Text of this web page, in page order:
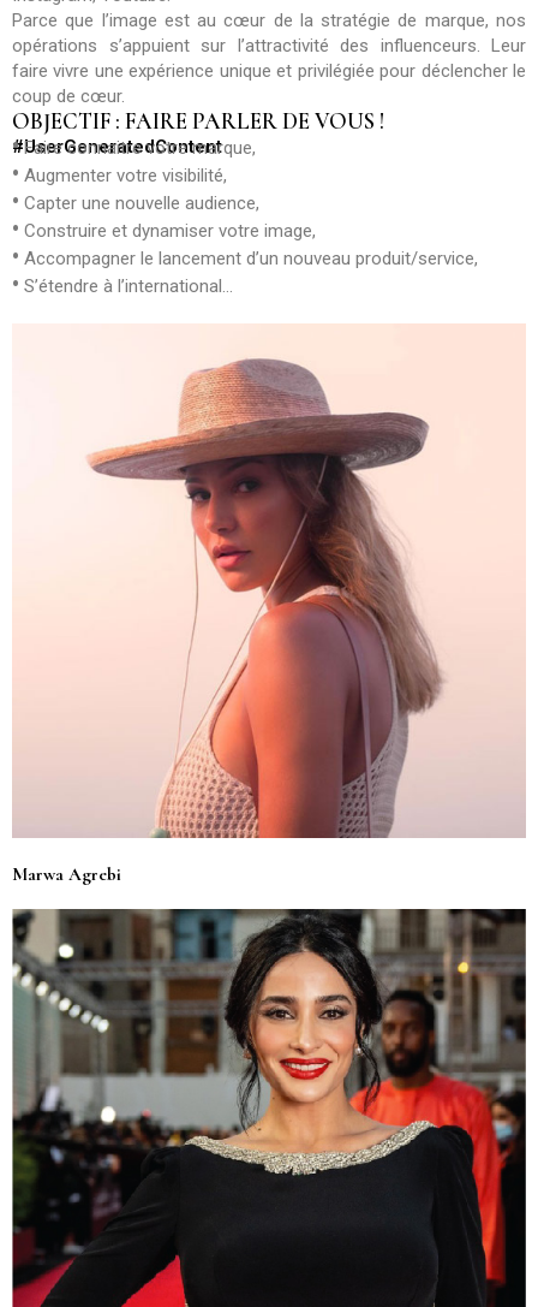
Parce que l’image est au cœur de la stratégie de marque, nos
opérations s’appuient sur l’attractivité des influenceurs. Leur
faire vivre une expérience unique et privilégiée pour déclencher le
coup de cœur.
OBJECTIF : FAIRE PARLER DE VOUS !
#UserGeneratedContent
•Faire connaitre votre marque,
• Augmenter votre visibilité,
• Capter une nouvelle audience,
• Construire et dynamiser votre image,
• Accompagner le lancement d’un nouveau produit/service,
• S’étendre à l’international…
Marwa Agrebi